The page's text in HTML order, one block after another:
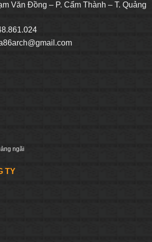
Văn Đồng – P. Cẩm Thành – T. Quảng
ngãi
TY